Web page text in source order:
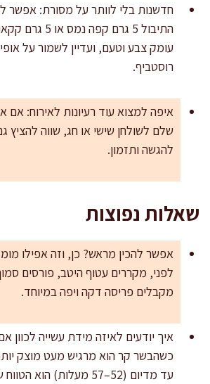
חדשנות בלי לוותר על מסורת: אפשר
התיבול 5 גרם קפה
עומק צבע וטעם, ועדיין לשמור על
רוסטביף.
איפה למצוא עוד רעיונות לאירוח: אם
שלם לשולחן שישי או חג, שווה להציץ
להגשה ותזמון.
שאלות נפוצות
אפשר להכין מראש? כן, וזה אפילו
לפני, מקררים עטוף היטב, פורסים
מקבלים פריסה דקה ויפה במיוחד.
איך יודעים לאיזה מידת עשייה לכוון
כשהבשר קר הוא מרגיש מעט מוצק
עד מדיום (52–57 מעלות)